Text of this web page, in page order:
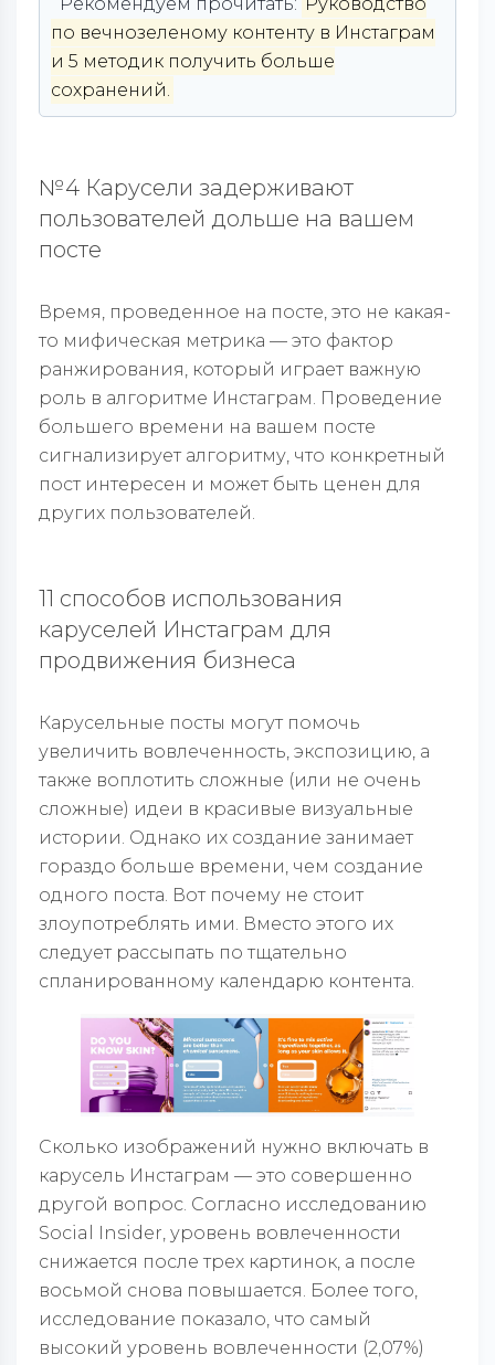
по вечнозеленому контенту в Инстаграм
и 5 методик получить больше
сохранений.
№4 Карусели задерживают
пользователей дольше на вашем
посте
Время, проведенное на посте, это не какая-
то мифическая метрика — это фактор
ранжирования, который играет важную
роль в алгоритме Инстаграм. Проведение
большего времени на вашем посте
сигнализирует алгоритму, что конкретный
пост интересен и может быть ценен для
других пользователей.
11 способов использования
каруселей Инстаграм для
продвижения бизнеса
Карусельные посты могут помочь
увеличить вовлеченность, экспозицию, а
также воплотить сложные (или не очень
сложные) идеи в красивые визуальные
истории. Однако их создание занимает
гораздо больше времени, чем создание
одного поста. Вот почему не стоит
злоупотреблять ими. Вместо этого их
следует рассыпать по тщательно
спланированному календарю контента.
Сколько изображений нужно включать в
карусель Инстаграм — это совершенно
другой вопрос. Согласно исследованию
Social Insider, уровень вовлеченности
снижается после трех картинок, а после
восьмой снова повышается. Более того,
исследование показало, что самый
высокий уровень вовлеченности (2,07%)